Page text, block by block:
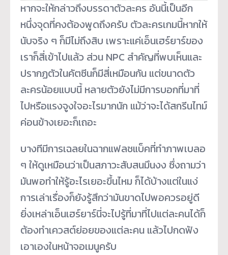
หากจะให้กล่าวถึงบรรดาตัวละคร อันนี้เป็นอีก
หนึ่งจุดที่คงต้องพูดถึงครับ ตัวละครเกมนี้หากให้
นับจริง ๆ ก็มีไม่ถึงสิบ เพราะแค่เอ็นเฮร์ยาร์ของ
เราก็สี่เข้าไปแล้ว ส่วน NPC สำคัญที่พบเห็นและ
ปรากฏตัวในคัตซีนก็มีสี่เหมือนกัน แต่ขนาดตัว
ละครน้อยแบบนี้ หลายตัวยังไม่มีการบอกที่มาที่
ไปหรือแรงจูงใจอะไรมากนัก แม้ว่าจะได้สกรีนไทม์
ค่อนข้างเยอะก็เถอะ
บางทีมีการเฉลยในฉากแฟลชแบ็คที่ทำภาพเบลอ
ๆ ให้ดูเหมือนว่าเป็นสภาวะสับสนมึนงง ซึ่งถามว่า
มันพอทำให้รู้อะไรเยอะขึ้นไหม ก็ได้บ้างแต่ในแง่
การเล่าเรื่องก็ยังรู้สึกว่ามันขาดไปพอควรอยู่ดี
ยิ่งเหล่าเอ็นเฮร์ยาร์นี่จะไปรู้ที่มาที่ไปแต่ละคนได้ก็
ต้องทำเควสต์ย่อยของแต่ละคน แล้วไปกดฟัง
เอาเองในหน้าจอเมนูครับ